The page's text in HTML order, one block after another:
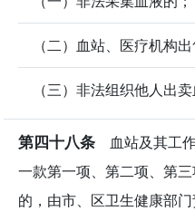
（二）血站、医疗机构
（三）非法组织他人出卖
第四十八条 血站及其工
一款第一项、第二项、第
的，由市、区卫生健康部